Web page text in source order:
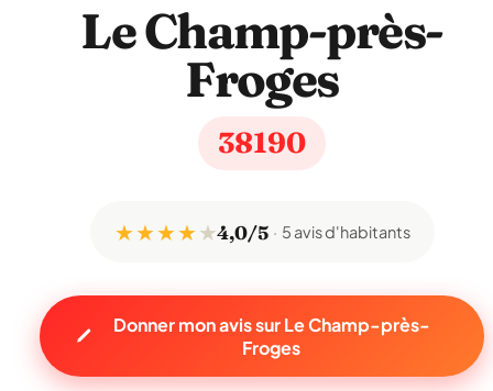
Le Champ-près-
Froges
38190
★ ★ ★ ★★4,0/5 5 avis d'habitants
Donner mon avis sur Le Champ-près-
Froges